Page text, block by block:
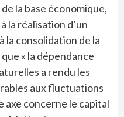
la base économique,
la réalisation d’un
la consolidation de la
« la dépendance
a rendu les
aux fluctuations
axe concerne le capital